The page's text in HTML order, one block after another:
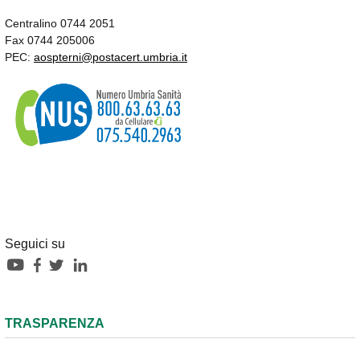
Centralino 0744 2051
Fax 0744 205006
PEC: aospterni@postacert.umbria.it
Seguici su
TRASPARENZA